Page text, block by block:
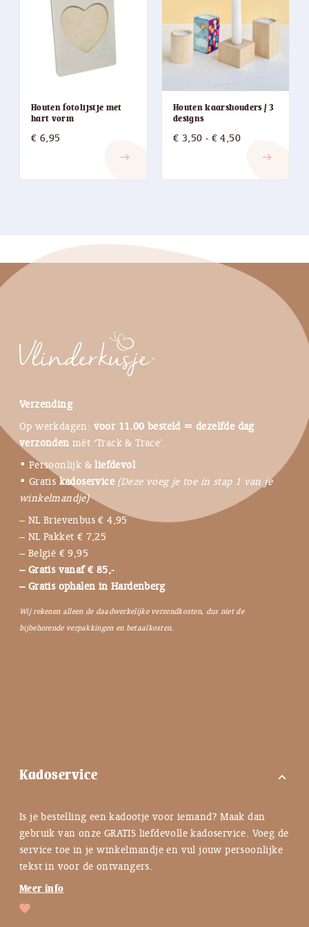
Houten fotolijstje met
hart vorm
€ 6,95
east
Houten kaarshouders / 3
designs
€ 3,50 - € 4,50Prijsklasse:
€ 3,50
east
Verzending
Op werkdagen: voor 11.00 besteld = dezelfde dag
verzonden mét ‘Track & Trace’.
• Persoonlijk &liefdevol
• Gratis kadoservice (Deze voeg je toe in stap 1 van je
winkelmandje)
– NL Brievenbus € 4,95
– NL Pakket € 7,25
– België € 9,95
– Gratis vanaf € 85,-
– Gratis ophalen in Hardenberg
Wij rekenen alleen de daadwerkelijke verzendkosten, dus niet de
bijbehorende verpakkingen en betaalkosten.
Kadoservice expand_more
Is je bestelling een kadootje voor iemand? Maak dan
gebruik van onze GRATIS liefdevolle kadoservice. Voeg de
service toe in je winkelmandje en vul jouw persoonlijke
tekst in voor de ontvangers.
Meer info